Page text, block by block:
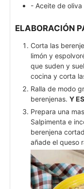
- Aceite de
ELABORACIÓN
Corta las
limón y
que suden y
cocina y corta
Ralla de modo
berenjenas. Y
Prepara una
Salpimenta e
berenjena
añade el queso